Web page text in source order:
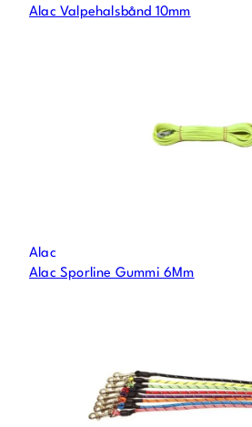
Alac Valpehalsbånd 10mm
Alac
Alac Sporline Gummi 6Mm